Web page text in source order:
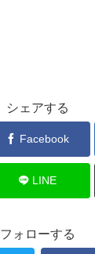
シェアする
Facebook
LINE
フォローする